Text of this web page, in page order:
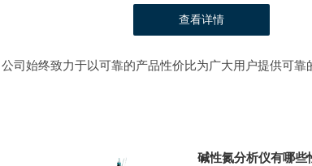
查看详情
公司始终致力于以可靠的产品性价比为广大用户提供可靠
碱性氮分析仪有哪些